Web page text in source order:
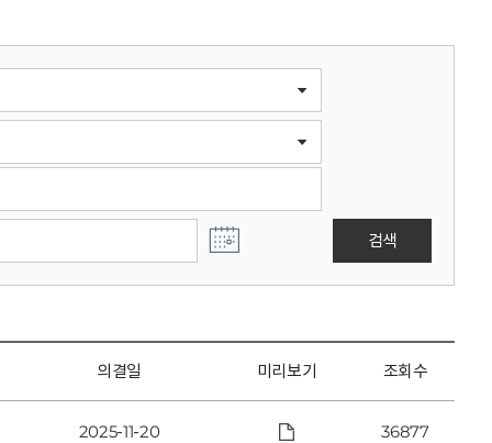
검색
의결일 미리보기 조회수
2025-11-20 36877